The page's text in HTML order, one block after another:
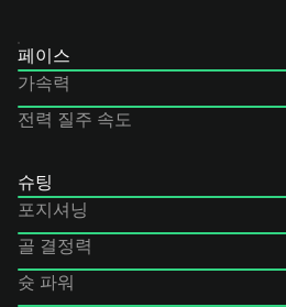
페이스
가속력
전력 질주 속도
슈팅
포지셔닝
골 결정력
슛 파워